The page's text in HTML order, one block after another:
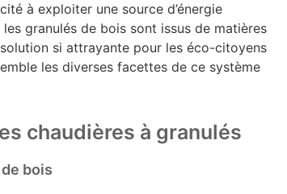
à exploiter une source d’énergie
granulés de bois sont issus de matières
si attrayante pour les éco-citoyens
les diverses facettes de ce système
chaudières à granulés
bois